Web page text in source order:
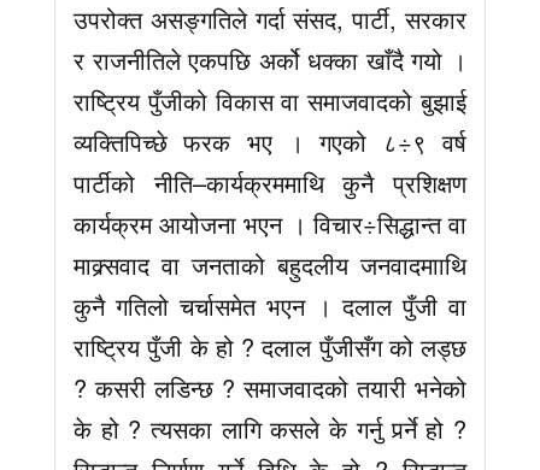
उपरोक्त असङ्गतिले गर्दा संसद, पार्टी, सरकार
र राजनीतिले एकपछि अर्को धक्का खाँदै गयो ।
राष्ट्रिय पुँजीको विकास वा समाजवादको बुझाई
व्यक्तिपिच्छे फरक भए । गएको ८÷९ वर्ष
पार्टीको नीति–कार्यक्रममाथि कुनै प्रशिक्षण
कार्यक्रम आयोजना भएन । विचार÷सिद्धान्त वा
माक्र्सवाद वा जनताको बहुदलीय जनवादमााथि
कुनै गतिलो चर्चासमेत भएन । दलाल पुँजी वा
राष्ट्रिय पुँजी के हो ? दलाल पुँजीसँग को लड्छ
? कसरी लडिन्छ ? समाजवादको तयारी भनेको
के हो ? त्यसका लागि कसले के गर्नु पर्र्ने हो ?